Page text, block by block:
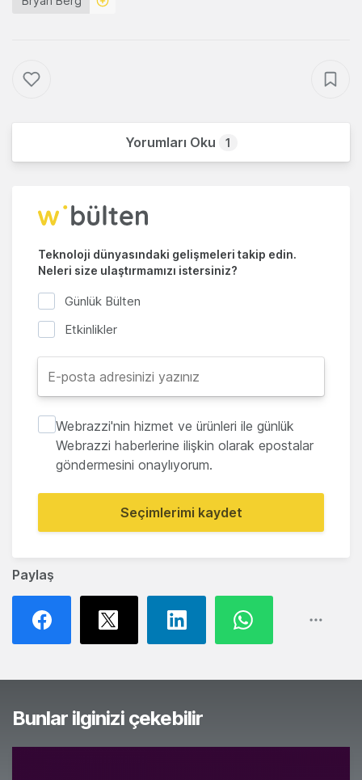
Paylaş
Yorumları Oku 1
Teknoloji dünyasındaki gelişmeleri takip edin.
Neleri size ulaştırmamızı istersiniz?
Günlük Bülten
Etkinlikler
Webrazzi'nin hizmet ve ürünleri ile günlük
Webrazzi haberlerine ilişkin olarak epostalar
göndermesini onaylıyorum.
Seçimlerimi kaydet
Bunlar ilginizi çekebilir